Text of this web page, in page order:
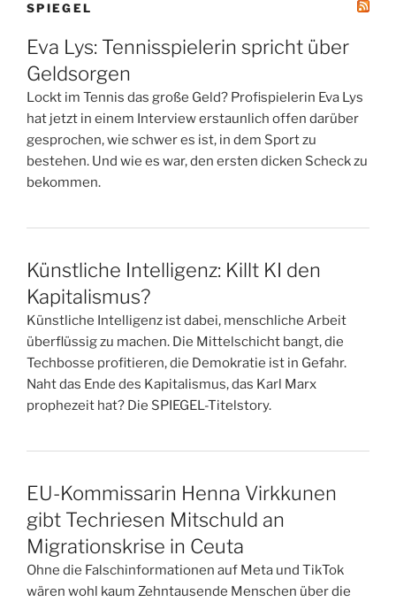
SPIEGEL
Eva Lys: Tennisspielerin spricht über
Geldsorgen
Lockt im Tennis das große Geld? Profispielerin Eva Lys
hat jetzt in einem Interview erstaunlich offen darüber
gesprochen, wie schwer es ist, in dem Sport zu
bestehen. Und wie es war, den ersten dicken Scheck zu
bekommen.
Künstliche Intelligenz: Killt KI den
Kapitalismus?
Künstliche Intelligenz ist dabei, menschliche Arbeit
überflüssig zu machen. Die Mittelschicht bangt, die
Techbosse profitieren, die Demokratie ist in Gefahr.
Naht das Ende des Kapitalismus, das Karl Marx
prophezeit hat? Die SPIEGEL-Titelstory.
EU-Kommissarin Henna Virkkunen
gibt Techriesen Mitschuld an
Migrationskrise in Ceuta
Ohne die Falschinformationen auf Meta und TikTok
wären wohl kaum Zehntausende Menschen über die